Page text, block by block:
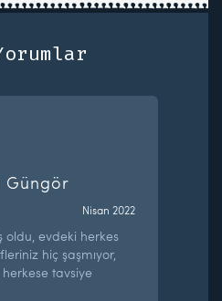
Güngör
Nisan 2022
oldu, evdeki herkes
hiç şaşmıyor,
tavsiye